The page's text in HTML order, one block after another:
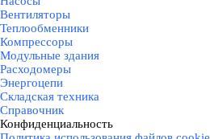
Вентиляторы
Теплообменники
Компрессоры
Модульные здания
Расходомеры
Энергоцепи
Складская техника
Справочник
Конфиденциальность